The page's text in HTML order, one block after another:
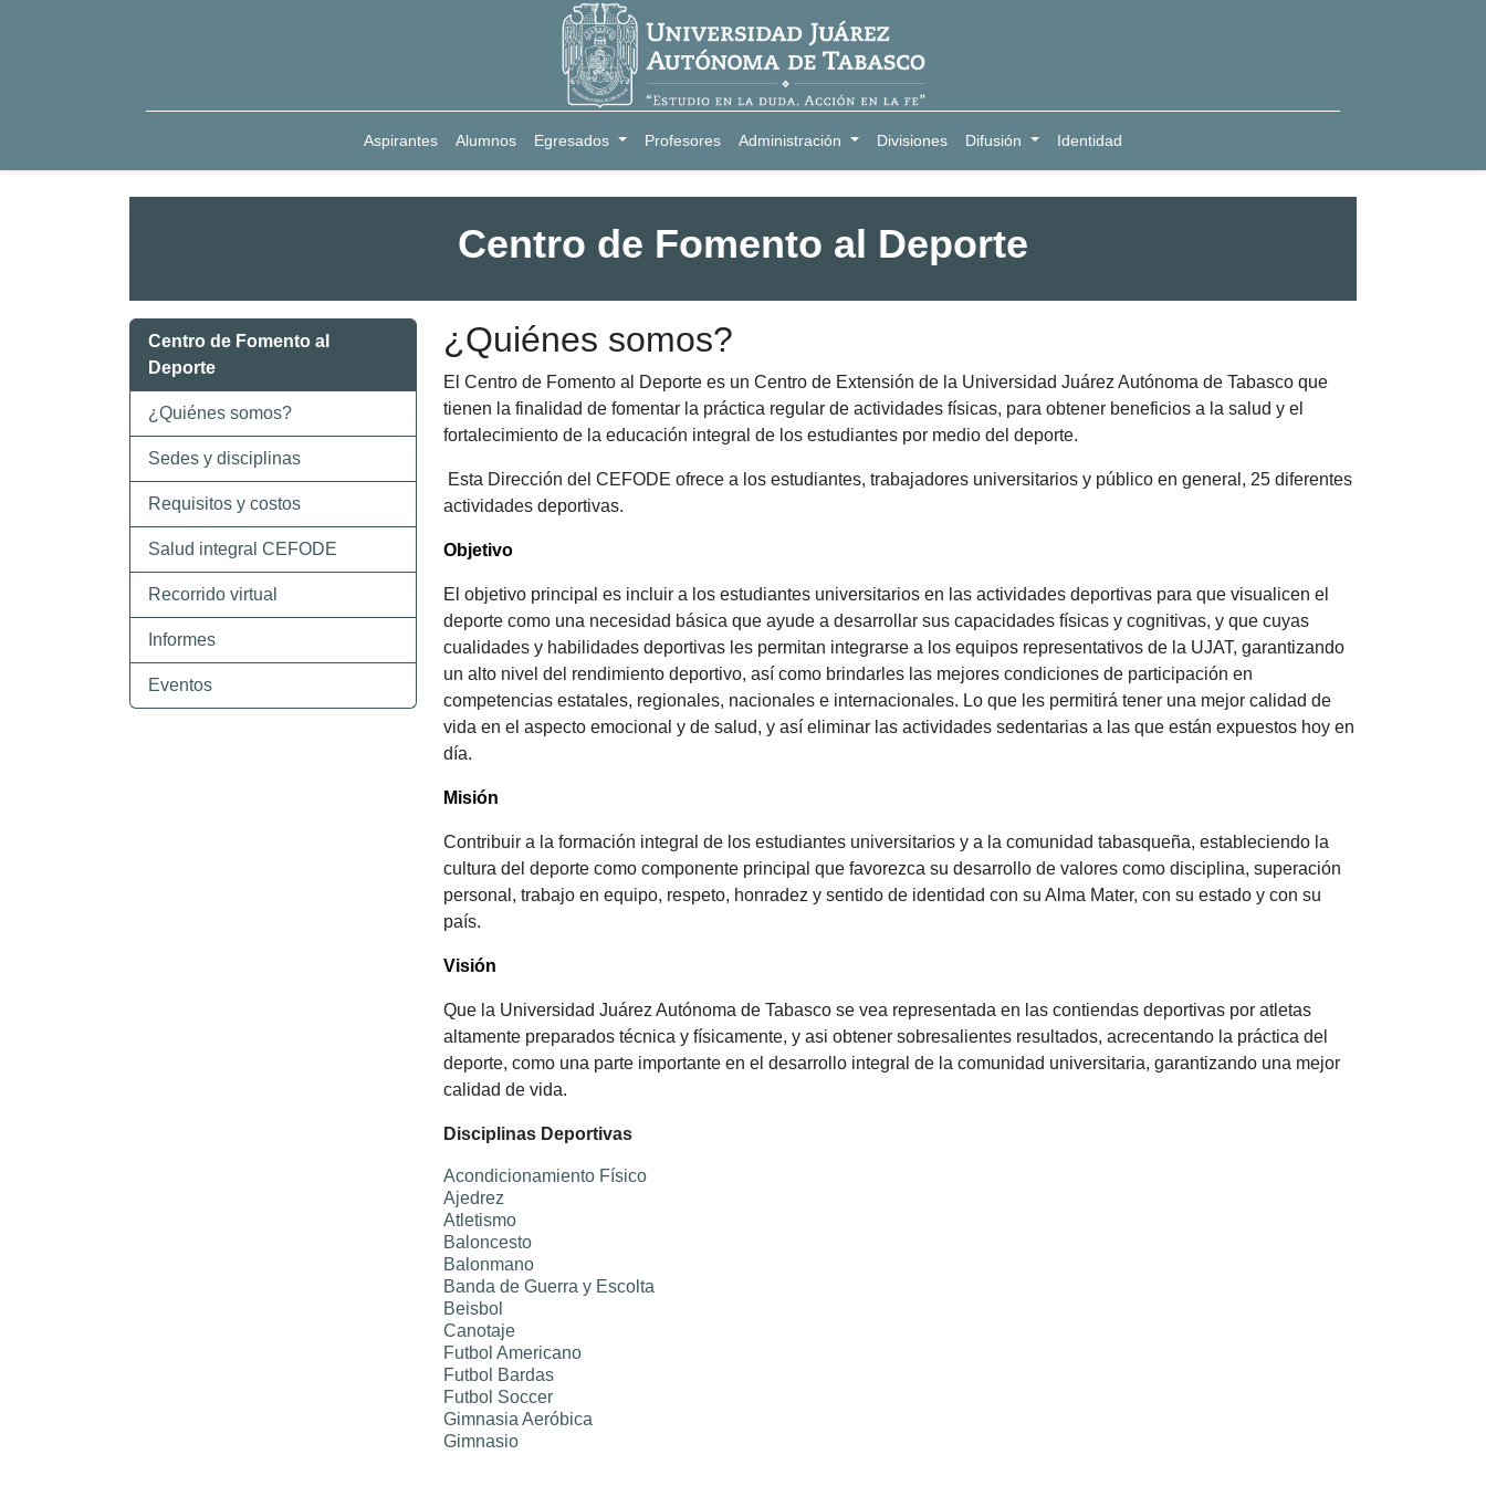
Aspirantes Alumnos Egresados Profesores Administración Divisiones Difusión Identidad
Centro de Fomento al Deporte
Centro de Fomento al
Deporte
¿Quiénes somos?
Sedes y disciplinas
Requisitos y costos
Salud integral CEFODE
Recorrido virtual
Informes
Eventos
¿Quiénes somos?
El Centro de Fomento al Deporte es un Centro de Extensión de la Universidad Juárez Autónoma de Tabasco que
tienen la finalidad de fomentar la práctica regular de actividades físicas, para obtener beneficios a la salud y el
fortalecimiento de la educación integral de los estudiantes por medio del deporte.
Esta Dirección del CEFODE ofrece a los estudiantes, trabajadores universitarios y público en general, 25 diferentes
actividades deportivas.
Objetivo
El objetivo principal es incluir a los estudiantes universitarios en las actividades deportivas para que visualicen el
deporte como una necesidad básica que ayude a desarrollar sus capacidades físicas y cognitivas, y que cuyas
cualidades y habilidades deportivas les permitan integrarse a los equipos representativos de la UJAT, garantizando
un alto nivel del rendimiento deportivo, así como brindarles las mejores condiciones de participación en
competencias estatales, regionales, nacionales e internacionales. Lo que les permitirá tener una mejor calidad de
vida en el aspecto emocional y de salud, y así eliminar las actividades sedentarias a las que están expuestos hoy en
día.
Misión
Contribuir a la formación integral de los estudiantes universitarios y a la comunidad tabasqueña, estableciendo la
cultura del deporte como componente principal que favorezca su desarrollo de valores como disciplina, superación
personal, trabajo en equipo, respeto, honradez y sentido de identidad con su Alma Mater, con su estado y con su
país.
Visión
Que la Universidad Juárez Autónoma de Tabasco se vea representada en las contiendas deportivas por atletas
altamente preparados técnica y físicamente, y asi obtener sobresalientes resultados, acrecentando la práctica del
deporte, como una parte importante en el desarrollo integral de la comunidad universitaria, garantizando una mejor
calidad de vida.
Disciplinas Deportivas
Acondicionamiento Físico
Ajedrez
Atletismo
Baloncesto
Balonmano
Banda de Guerra y Escolta
Beisbol
Canotaje
Futbol Americano
Futbol Bardas
Futbol Soccer
Gimnasia Aeróbica
Gimnasio